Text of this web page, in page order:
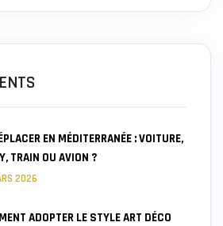
EN MÉDITERRANÉE : VOITURE,
TRAIN OU AVION ?
2026
ADOPTER LE STYLE ART DÉCO